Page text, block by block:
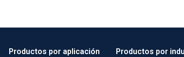
Productos por aplicación Productos por